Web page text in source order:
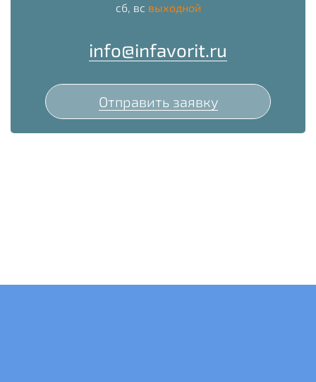
сб, вс выходной
info@infavorit.ru
Отправить заявку